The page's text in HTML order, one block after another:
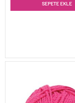
SEPETE EKLE